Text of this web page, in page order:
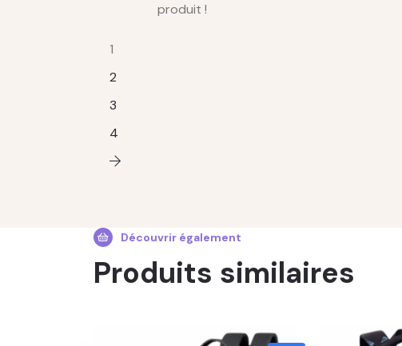
produit !
1
2
3
4
Découvrir également
Produits similaires